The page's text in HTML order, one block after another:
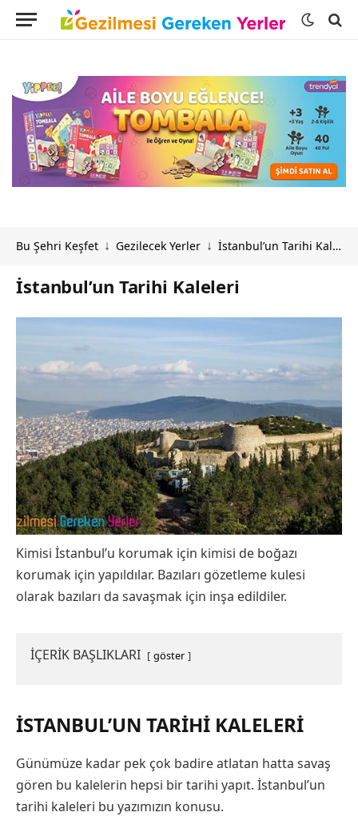
Bu Şehri Keşfet ↓ Gezilecek Yerler ↓ İstanbul’un Tarihi Kaleleri
İstanbul’un Tarihi Kaleleri
Kimisi İstanbul’u korumak için kimisi de boğazı
korumak için yapıldılar. Bazıları gözetleme kulesi
olarak bazıları da savaşmak için inşa edildiler.
İÇERİK BAŞLIKLARI göster
İSTANBUL’UN TARIHI KALELERI
Günümüze kadar pek çok badire atlatan hatta savaş
gören bu kalelerin hepsi bir tarihi yapıt. İstanbul’un
tarihi kaleleri bu yazımızın konusu.